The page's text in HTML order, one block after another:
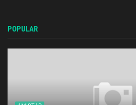
POPULAR